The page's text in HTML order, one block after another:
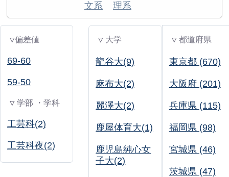
文系 理系
▽偏差値
69-60
59-50
▽ 学部 ・学科
工芸科(2)
工芸科夜(2)
▽ 大学
龍谷大(9)
麻布大(2)
麗澤大(2)
鹿屋体育大(1)
鹿児島純心女
子大(2)
▽ 都道府県
東京都 (670)
大阪府 (201)
兵庫県 (115)
福岡県 (98)
宮城県 (46)
茨城県 (47)